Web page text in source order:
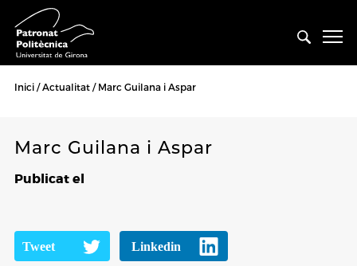
Inici Actualitat Marc Guilana i Aspar
Marc Guilana i Aspar
Publicat el